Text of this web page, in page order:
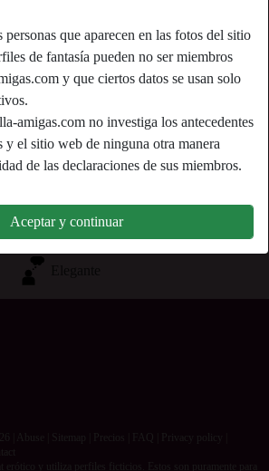
personas que aparecen en las fotos del sitio
de fantasía pueden no ser miembros
y que ciertos datos se usan solo
amigas.com no investiga los antecedentes
y el sitio web de ninguna otra manera
de las declaraciones de sus miembros.
Aceptar y continuar
Mamadas Oral Romántico
Tetas grandes
Precios FAQ Privacy policy